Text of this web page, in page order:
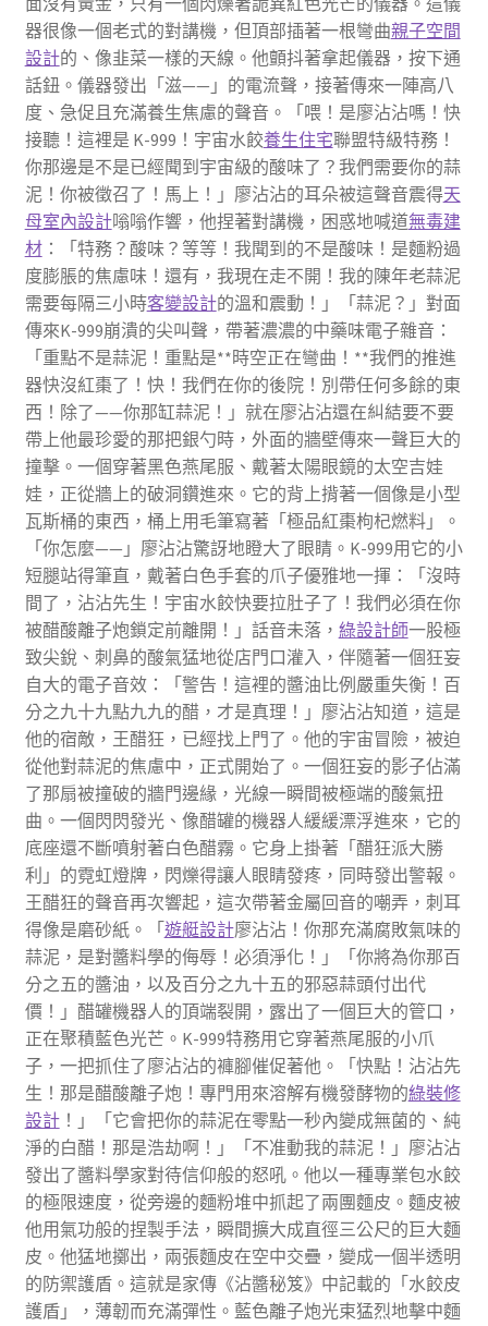
器很像一個老式的對講機，但頂部插著一根彎曲親子空間
設計的、像韭菜一樣的天線。他顫抖著拿起儀器，按下通
話鈕。儀器發出「滋——」的電流聲，接著傳來一陣高八
度、急促且充滿養生焦慮的聲音。「喂！是廖沾沾嗎！快
接聽！這裡是 K-999！宇宙水餃養生住宅聯盟特級特務！
你那邊是不是已經聞到宇宙級的酸味了？我們需要你的蒜
泥！你被徵召了！馬上！」廖沾沾的耳朵被這聲音震得天
母室內設計嗡嗡作響，他捏著對講機，困惑地喊道無毒建
材：「特務？酸味？等等！我聞到的不是酸味！是麵粉過
度膨脹的焦慮味！還有，我現在走不開！我的陳年老蒜泥
需要每隔三小時客變設計的溫和震動！」「蒜泥？」對面
傳來K-999崩潰的尖叫聲，帶著濃濃的中藥味電子雜音：
「重點不是蒜泥！重點是**時空正在彎曲！**我們的推進
器快沒紅棗了！快！我們在你的後院！別帶任何多餘的東
西！除了——你那缸蒜泥！」就在廖沾沾還在糾結要不要
帶上他最珍愛的那把銀勺時，外面的牆壁傳來一聲巨大的
撞擊。一個穿著黑色燕尾服、戴著太陽眼鏡的太空吉娃
娃，正從牆上的破洞鑽進來。它的背上揹著一個像是小型
瓦斯桶的東西，桶上用毛筆寫著「極品紅棗枸杞燃料」。
「你怎麼——」廖沾沾驚訝地瞪大了眼睛。K-999用它的小
短腿站得筆直，戴著白色手套的爪子優雅地一揮：「沒時
間了，沾沾先生！宇宙水餃快要拉肚子了！我們必須在你
被醋酸離子炮鎖定前離開！」話音未落， 綠設計師一股極
致尖銳、刺鼻的酸氣猛地從店門口灌入，伴隨著一個狂妄
自大的電子音效：「警告！這裡的醬油比例嚴重失衡！百
分之九十九點九九的醋，才是真理！」廖沾沾知道，這是
他的宿敵，王醋狂，已經找上門了。他的宇宙冒險，被迫
從他對蒜泥的焦慮中，正式開始了。一個狂妄的影子佔滿
了那扇被撞破的牆門邊緣，光線一瞬間被極端的酸氣扭
曲。一個閃閃發光、像醋罐的機器人緩緩漂浮進來，它的
底座還不斷噴射著白色醋霧。它身上掛著「醋狂派大勝
利」的霓虹燈牌，閃爍得讓人眼睛發疼，同時發出警報。
王醋狂的聲音再次響起，這次帶著金屬回音的嘲弄，刺耳
得像是磨砂紙。「 遊艇設計廖沾沾！你那充滿腐敗氣味的
蒜泥，是對醬料學的侮辱！必須淨化！」「你將為你那百
分之五的醬油，以及百分之九十五的邪惡蒜頭付出代
價！」醋罐機器人的頂端裂開，露出了一個巨大的管口，
正在聚積藍色光芒。K-999特務用它穿著燕尾服的小爪
子，一把抓住了廖沾沾的褲腳催促著他。「快點！沾沾先
生！那是醋酸離子炮！專門用來溶解有機發酵物的綠裝修
設計！」「它會把你的蒜泥在零點一秒內變成無菌的、純
淨的白醋！那是浩劫啊！」「不准動我的蒜泥！」廖沾沾
發出了醬料學家對待信仰般的怒吼。他以一種專業包水餃
的極限速度，從旁邊的麵粉堆中抓起了兩團麵皮。麵皮被
他用氣功般的捏製手法，瞬間擴大成直徑三公尺的巨大麵
皮。他猛地擲出，兩張麵皮在空中交疊，變成一個半透明
的防禦護盾。這就是家傳《沾醬秘笈》中記載的「水餃皮
護盾」，薄韌而充滿彈性。藍色離子炮光束猛烈地擊中麵